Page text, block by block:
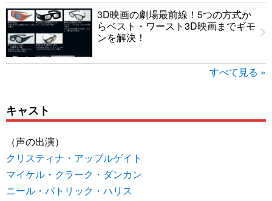
3D映画の劇場最前線！5つの方式か
らベスト・ワースト3D映画までギモ
ンを解決！
すべて見る »
キャスト
（声の出演）
クリスティナ・アップルゲイト
マイケル・クラーク・ダンカン
ニール・パトリック・ハリス